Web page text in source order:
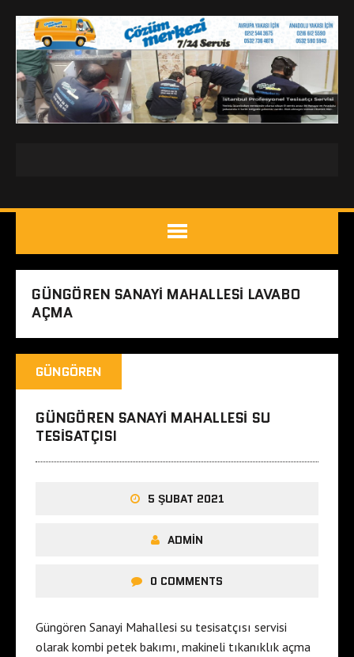
GÜNGÖREN SANAYI MAHALLESI LAVABO
AÇMA
GÜNGÖREN
GÜNGÖREN SANAYI MAHALLESI SU
TESISATÇISI
5 ŞUBAT 2021
ADMIN
0 COMMENTS
Güngören Sanayi Mahallesi su tesisatçısı servisi
olarak kombi petek bakımı, makineli tıkanıklık açma